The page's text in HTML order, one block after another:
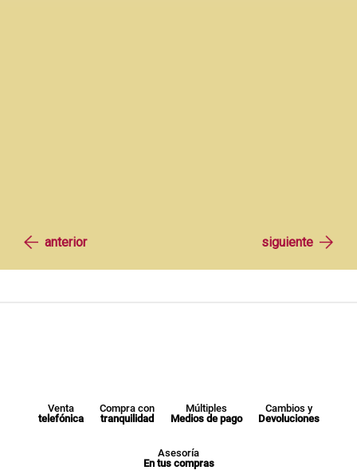
Venta
telefónica
Compra con
tranquilidad
Múltiples
Medios de pago
Cambios y
Devoluciones
Asesoría
En tus compras